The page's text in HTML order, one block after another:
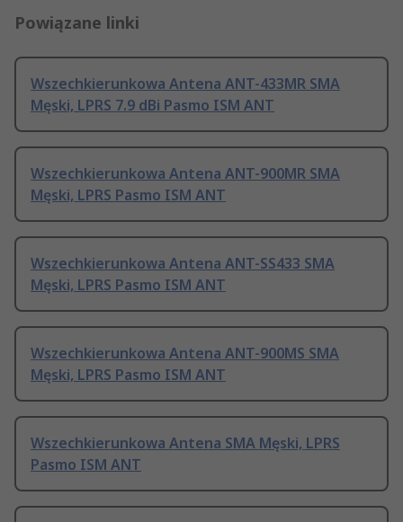
Powiązane linki
Wszechkierunkowa Antena ANT-433MR SMA
Męski, LPRS 7.9 dBi Pasmo ISM ANT
Wszechkierunkowa Antena ANT-900MR SMA
Męski, LPRS Pasmo ISM ANT
Wszechkierunkowa Antena ANT-SS433 SMA
Męski, LPRS Pasmo ISM ANT
Wszechkierunkowa Antena ANT-900MS SMA
Męski, LPRS Pasmo ISM ANT
Wszechkierunkowa Antena SMA Męski, LPRS
Pasmo ISM ANT